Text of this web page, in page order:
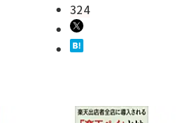
324